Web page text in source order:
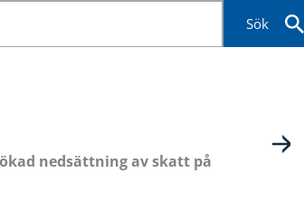
Sök
nedsättning av skatt på